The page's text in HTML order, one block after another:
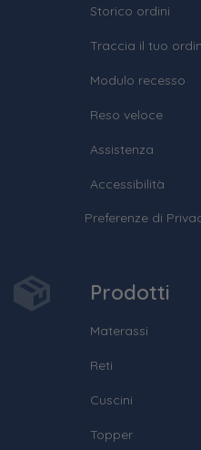
Storico ordini
Traccia il tuo
Modulo recesso
Reso veloce
Assistenza
Accessibilità
Preferenze di
Prodotti
Materassi
Reti
Cuscini
Topper